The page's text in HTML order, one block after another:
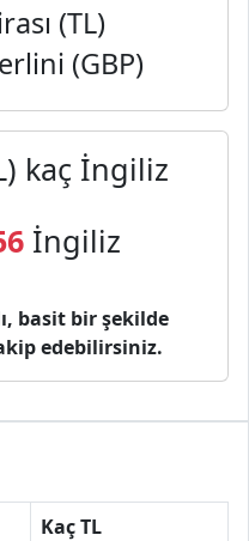
(TL)
(GBP)
kaç İngiliz
İngiliz
basit bir şekilde
edebilirsiniz.
Kaç TL